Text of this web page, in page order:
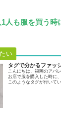
人も服を買う時
タグで分かるファッ
こんにちは、福岡のアパ
お店で服を購入した時に
このようなタグが付いて